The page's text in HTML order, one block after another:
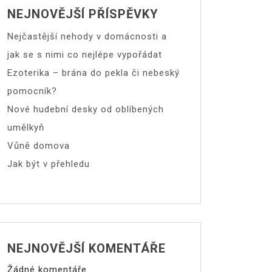
NEJNOVĚJŠÍ PŘÍSPĚVKY
Nejčastější nehody v domácnosti a
jak se s nimi co nejlépe vypořádat
Ezoterika – brána do pekla či nebeský
pomocník?
Nové hudební desky od oblíbených
umělkyň
Vůně domova
Jak být v přehledu
NEJNOVĚJŠÍ KOMENTÁŘE
Žádné komentáře.